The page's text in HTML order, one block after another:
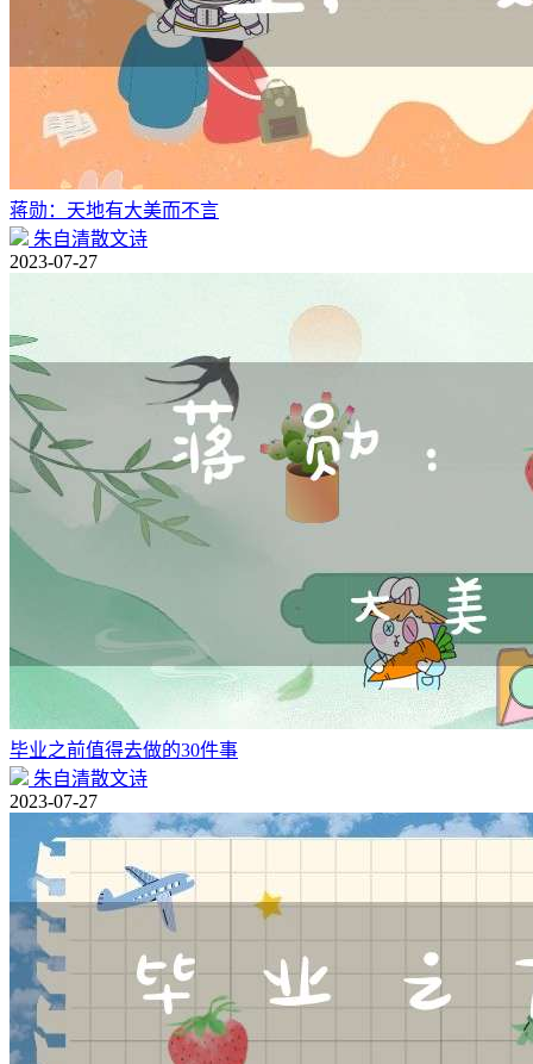
蒋勋：天地有大美而不言
朱自清散文诗
2023-07-27
毕业之前值得去做的30件事
朱自清散文诗
2023-07-27